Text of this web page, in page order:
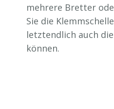
mehrere Bretter
Sie die
letztendlich auch
können.